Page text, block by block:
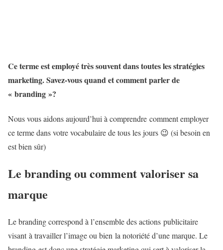
Ce terme est employé très souvent dans toutes les stratégies
marketing. Savez-vous quand et comment parler de
« branding »?
Nous vous aidons aujourd’hui à comprendre comment employer
ce terme dans votre vocabulaire de tous les jours 😉 (si besoin en
est bien sûr)
Le branding ou comment valoriser sa
marque
Le branding correspond à l’ensemble des actions publicitaire
visant à travailler l’image ou bien la notoriété d’une marque. Le